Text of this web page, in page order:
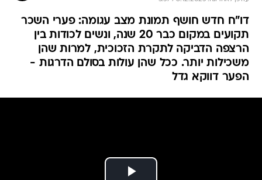
דו"ח חדש חושף תמונת מצב עגומה: פערי השכר
תקועים במקום כבר 20 שנה, ונשים לכודות בין
הרצפה הדביקה לתקרת הזכוכית, למרות שהן
משכילות יותר. ככל שהן עולות בסולם הדרגות -
הפער דווקא גדל